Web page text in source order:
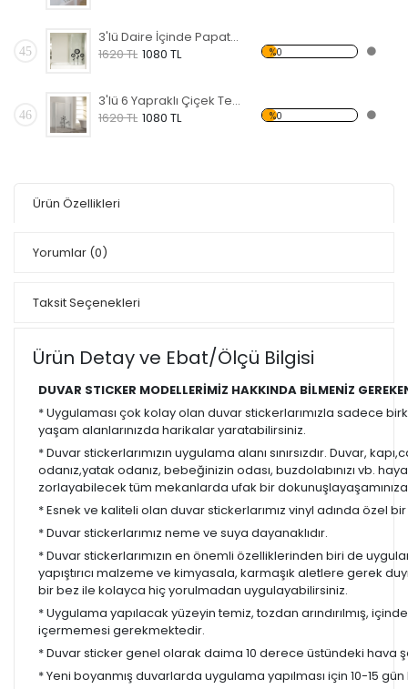
45
3'lü Daire İçinde Papatya Temalı Banyo Sticker
1620 TL 1080 TL %0
46
3'lü 6 Yapraklı Çiçek Temalı Banyo Sticker
1620 TL 1080 TL %0
Ürün Özellikleri
Yorumlar (0)
Taksit Seçenekleri
Ürün Detay ve Ebat/Ölçü Bilgisi
DUVAR STICKER MODELLERİMİZ HAKKINDA BİLMENİZ
* Uygulaması çok kolay olan duvar stickerlarımızla sadece
yaşam alanlarınızda harikalar yaratabilirsiniz.
* Duvar stickerlarımızın uygulama alanı sınırsızdır. Duvar,
odanız,yatak odanız, bebeğinizin odası, buzdolabınızı vb.
zorlayabilecek tüm mekanlarda ufak bir
* Esnek ve kaliteli olan duvar stickerlarımız vinyl adında özel
* Duvar stickerlarımız neme ve suya dayanaklıdır.
* Duvar stickerlarımızın en önemli özelliklerinden biri de
yapıştırıcı malzeme ve kimyasala, karmaşık aletlere gerek
bir bez ile kolayca hiç yorulmadan uygulayabilirsiniz.
* Uygulama yapılacak yüzeyin temiz, tozdan arındırılmış,
içermemesi gerekmektedir.
* Duvar sticker genel olarak daima 10 derece üstündeki hava
* Yeni boyanmış duvarlarda uygulama yapılması için 10-15